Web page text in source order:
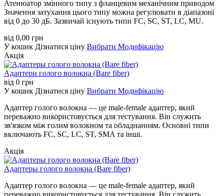
Атенюатор змінного типу з фланцевим механічним приводом
Значення затухання цього типу можна регулювати в діапазоні
від 0 до 30 дБ. Зазвичай існують типи FC, SC, ST, LC, MU.
від 0,00 грн
У кошик Дізнатися ціну Вибрати Модифікацію
Акція
Адаптери голого волокна (Bare fiber)
від 0 грн
У кошик Дізнатися ціну Вибрати Модифікацію
Адаптер голого волокна — це male-female адаптер, який
переважно використовується для тестування. Він служить
зв'язком між голим волокном та обладнанням. Основні типи
включають FC, SC, LC, ST, SMA та інші.
Акція
Адаптеры голого волокна (Bare fiber)
Адаптер голого волокна — це male-female адаптер, який
переважно використовується для тестування. Він служить